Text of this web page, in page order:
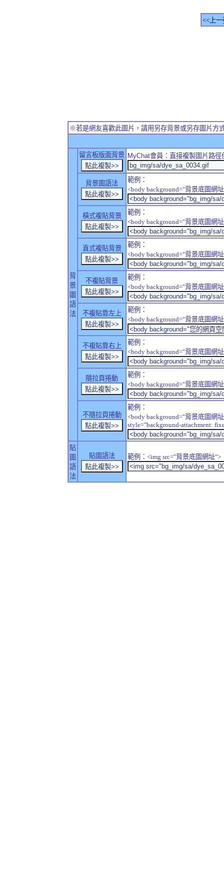
<<上一
※若是網友喜歡此圖片，請用另存背景或另存圖片方
背
景
圖
語
法
留言板版面背景 MyChat會員：直接複製圖片路
背景圖語法
範例：
<body background="背景底圖網
橫式複貼背景
範例：
<body background="背景底圖網
直式複貼背景
範例：
<body background="背景底圖網
不複貼背景
範例：
<body background="背景底圖網
不複貼靠左上
範例：
<body background="背景底圖網
不複貼靠右上
範例：
<body background="背景底圖網
隨拉頁捲動
範例：
<body background="背景底圖網
不隨拉頁捲動
範例：
<body background="背景底圖網
style="background-attachment:
貼
圖
語
法
貼圖語法 範例：<img src="背景底圖網址">